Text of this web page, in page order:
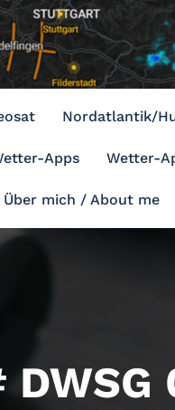
Nordatlantik/
Apps Wetter-
Über mich / About me